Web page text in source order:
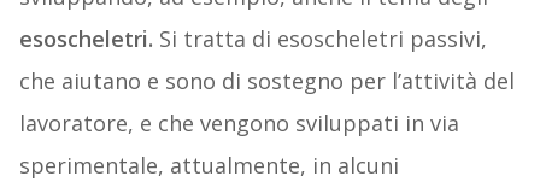
esoscheletri. Si tratta di esoscheletri passivi,
che aiutano e sono di sostegno per l’attività del
lavoratore, e che vengono sviluppati in via
sperimentale, attualmente, in alcuni